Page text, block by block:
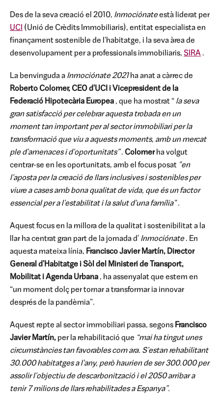
Des de la seva creació el 2010, Inmociónateestà liderat per
UCI (Unió de Crèdits Immobiliaris), entitat especialista en
finançament sostenible de l'habitatge, i la seva àrea de
desenvolupament per a professionals immobiliaris, SIRA .
La benvinguda a Inmociónate 2021ha anat a càrrec de
Roberto Colomer, CEO d'UCI i Vicepresident de la
Federació Hipotecària Europea , que ha mostrat “ la seva
gran satisfacció per celebrar aquesta trobada en un
moment tan important per al sector immobiliari per la
transformació que viu a aquests moments, amb un mercat
ple d'amenaces i d'oportunitats”. Colomerha volgut
centrar-se en les oportunitats, amb el focus posat "en
l'aposta per la creació de llars inclusives i sostenibles per
viure a cases amb bona qualitat de vida, que és un factor
essencial per a l'estabilitat i la salut d'una família".
Aquest focus en la millora de la qualitat i sostenibilitat a la
llar ha centrat gran part de la jornada d' Inmociónate. En
aquesta mateixa línia, Francisco Javier Martín, Director
General d'Habitatge i Sòl del Ministeri de Transport,
Mobilitat i Agenda Urbana , ha assenyalat que estem en
“un moment dolç per tornar a transformar ia innovar
després de la pandèmia”.
Aquest repte al sector immobiliari passa, segons Francisco
Javier Martín, per la rehabilitació que “mai ha tingut unes
circumstàncies tan favorables com ara. S'estan rehabilitant
30.000 habitatges a l'any, però haurien de ser 300.000 per
assolir l'objectiu de descarbonització i el 2050 arribar a
tenir 7 milions de llars rehabilitades a Espanya”.